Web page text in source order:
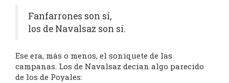
Fanfarrones son sí,
los de Navalsaz son sí.
Ese era, más o menos, el soniquete de las
campanas. Los de Navalsaz decían algo parecido
de los de Poyales: